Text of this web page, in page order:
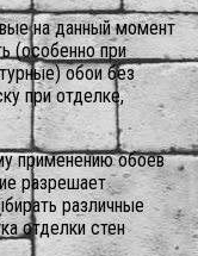
на данный момент
(особенно при
обои без
при отделке,
применению обоев
разрешает
различные
отделки стен